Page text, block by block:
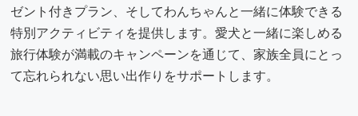
ゼント付きプラン、そしてわんちゃんと一緒に体験できる
特別アクティビティを提供します。愛犬と一緒に楽しめる
旅行体験が満載のキャンペーンを通じて、家族全員にとっ
て忘れられない思い出作りをサポートします。